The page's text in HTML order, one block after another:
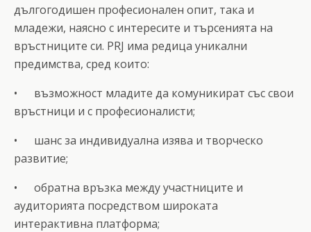
дългогодишен професионален опит, така и
младежи, наясно с интересите и търсенията на
връстниците си. PRJ има редица уникални
предимства, сред които:
• възможност младите да комуникират със свои
връстници и с професионалисти;
• шанс за индивидуална изява и творческо
развитие;
• обратна връзка между участниците и
аудиторията посредством широката
интерактивна платформа;